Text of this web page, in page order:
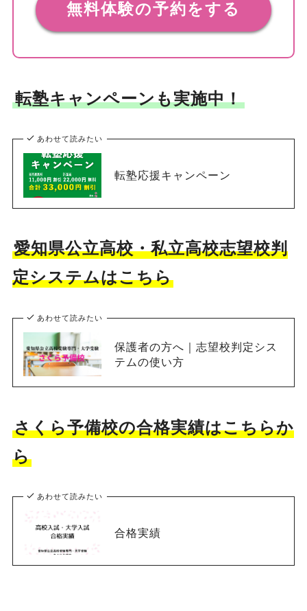
無料体験の予約をする
転塾キャンペーンも実施中！
あわせて読みたい
転塾応援キャンペーン
愛知県公立高校・私立高校志望校判
定システムはこちら
あわせて読みたい
保護者の方へ｜志望校判定シス
テムの使い方
さくら予備校の合格実績はこちらか
ら
あわせて読みたい
合格実績